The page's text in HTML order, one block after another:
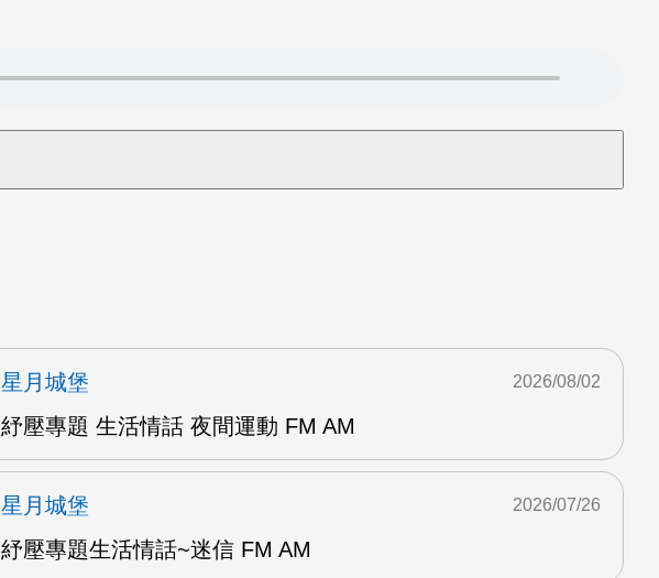
星月城堡
紓壓專題 生活情話 夜間運動 FM AM
2026/08/02
星月城堡
紓壓專題生活情話~迷信 FM AM
2026/07/26